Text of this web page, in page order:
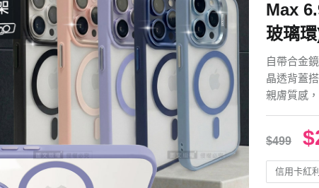
Max
玻璃
自帶合金
晶透背蓋
親膚質感
$499
信用卡紅